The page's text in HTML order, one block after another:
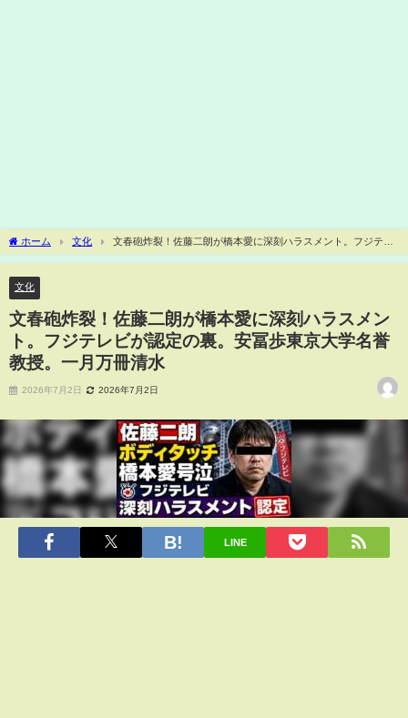
ホーム 文化
文春砲炸裂！佐藤二朗が橋本愛に深刻ハラスメント。フジテレ
ビが認定の裏。安冨歩東京大学名誉教授。一月万冊清水
文化
文春砲炸裂！佐藤二朗が橋本愛に深刻ハラスメン
ト。フジテレビが認定の裏。安冨歩東京大学名誉
教授。一月万冊清水
2026年7月2日 2026年7月2日
LINE